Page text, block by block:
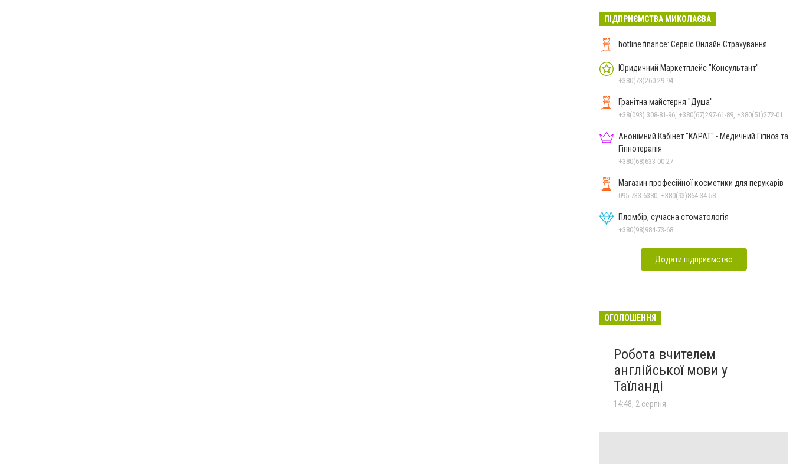
ПІДПРИЄМСТВА МИКОЛАЄВА
hotline.finance: Сервіс Онлайн Страхування
Юридичний Маркетплейс "Консультант"
+380(73)260-29-94
Гранітна майстерня "Душа"
Анонімний Кабінет "КАРАТ" - Медичний Гіпноз та
Гіпнотерапія
+380(68)633-00-27
Магазин професійної косметики для перукарів
095 733 6380, +380(93)864-34-58
Пломбір, сучасна стоматологія
+380(98)984-73-68
Додати підприємство
ОГОЛОШЕННЯ
Робота вчителем
англійської мови у
Таїланді
14:48, 2 серпня